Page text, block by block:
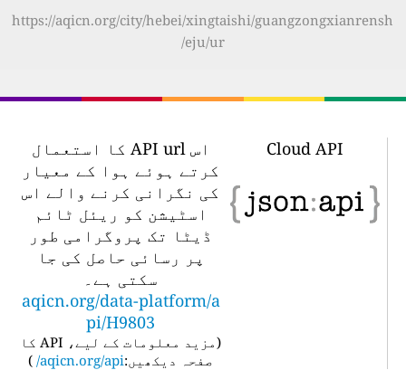
https://aqicn.org/city/hebei/xingtaishi/guangzongxianrensh
eju/ur/
Cloud API
اس API url کا استعمال
کرتے ہوئے ہوا کے معیار
کی نگرانی کرنے والے اس
اسٹیشن کو ریئل ٹائم
ڈیٹا تک پروگرامی طور
پر رسائی حاصل کی جا
سکتی ہے۔
aqicn.org/data-platform/a
pi/H9803
مزید معلومات کے لیے، API کا
صفحہ دیکھیں:aqicn.org/api/
)